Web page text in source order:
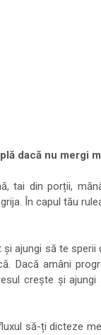
dacă nu mergi
tai din porții,
În capul tău
ajungi să te sperii
Dacă amâni
crește și ajungi
să-ți dicteze